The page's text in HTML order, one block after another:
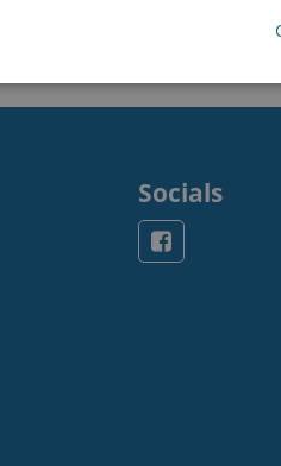
Socials